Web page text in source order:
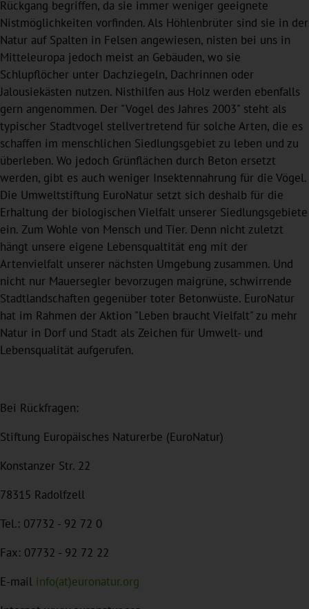
Rückgang begriffen, da sie immer weniger geeignete
Nistmöglichkeiten vorfinden. Als Höhlenbrüter sind sie in der
Natur auf Spalten in Felsen angewiesen, nisten bei uns in
Mitteleuropa jedoch meist an Gebäuden, wo sie
Schlupflöcher unter Dachziegeln, Dachrinnen oder
Jalousiekästen nutzen. Nisthilfen aus Holz werden ebenfalls
gern angenommen. Der "Vogel des Jahres 2003" steht als
typischer Stadtvogel stellvertretend für solche Arten, die es
schaffen im menschlichen Siedlungsgebiet zu leben und zu
überleben. Wo jedoch Grünflächen durch Beton ersetzt
werden, gibt es auch weniger Insektennahrung für die Vögel.
Die Umweltstiftung EuroNatur setzt sich deshalb für die
Erhaltung der biologischen Vielfalt unserer Siedlungsgebiete
ein. Zum Wohle von Mensch und Tier. Denn nicht zuletzt
hängt unsere eigene Lebensqualtität eng mit der
Artenvielfalt unserer nächsten Umgebung zusammen. Und
nicht nur Mauersegler bevorzugen maigrüne, schwirrende
Stadtlandschaften gegenüber toter Betonwüste. EuroNatur
hat im Rahmen der Aktion "Leben braucht Vielfalt" zu mehr
Natur in Dorf und Stadt als Zeichen für Umwelt- und
Lebensqualität aufgerufen.
Bei Rückfragen:
Stiftung Europäisches Naturerbe (EuroNatur)
Konstanzer Str. 22
78315 Radolfzell
Tel.: 07732 - 92 72 0
Fax: 07732 - 92 72 22
E-mail info(at)euronatur.org